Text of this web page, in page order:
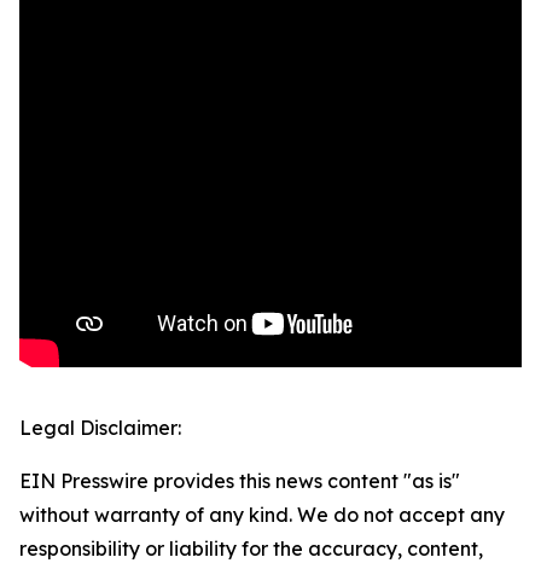
Legal Disclaimer:
EIN Presswire provides this news content "as is"
without warranty of any kind. We do not accept any
responsibility or liability for the accuracy, content,